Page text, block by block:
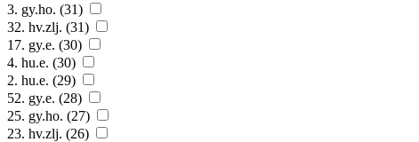
3. gy.ho. (31)
32. hv.zlj. (31)
17. gy.e. (30)
4. hu.e. (30)
2. hu.e. (29)
52. gy.e. (28)
25. gy.ho. (27)
23. hv.zlj. (26)